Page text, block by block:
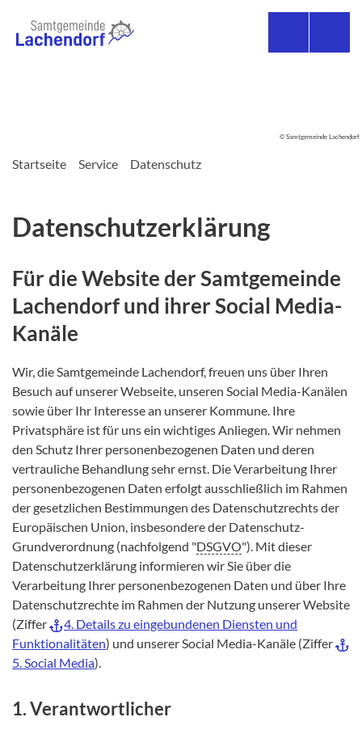
© Samtgemeinde Lachendorf
Startseite Service Datenschutz
Datenschutzerklärung
Für die Website der Samtgemeinde
Lachendorf und ihrer Social Media-
Kanäle
Wir, die Samtgemeinde Lachendorf, freuen uns über Ihren
Besuch auf unserer Webseite, unseren Social Media-Kanälen
sowie über Ihr Interesse an unserer Kommune. Ihre
Privatsphäre ist für uns ein wichtiges Anliegen. Wir nehmen
den Schutz Ihrer personenbezogenen Daten und deren
vertrauliche Behandlung sehr ernst. Die Verarbeitung Ihrer
personenbezogenen Daten erfolgt ausschließlich im Rahmen
der gesetzlichen Bestimmungen des Datenschutzrechts der
Europäischen Union, insbesondere der Datenschutz-
Grundverordnung (nachfolgend "DSGVO"). Mit dieser
Datenschutzerklärung informieren wir Sie über die
Verarbeitung Ihrer personenbezogenen Daten und über Ihre
Datenschutzrechte im Rahmen der Nutzung unserer Website
(Ziffer
4. Details zu eingebundenen Diensten und
Funktionalitäten) und unserer Social Media-Kanäle (Ziffer
5. Social Media).
1. Verantwortlicher